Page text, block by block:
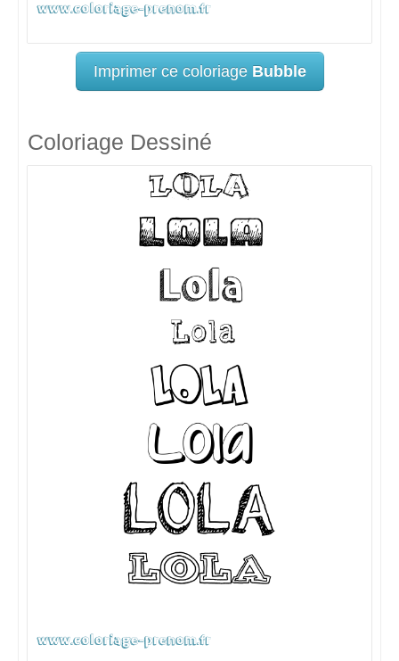
Imprimer ce coloriage Bubble
Coloriage Dessiné